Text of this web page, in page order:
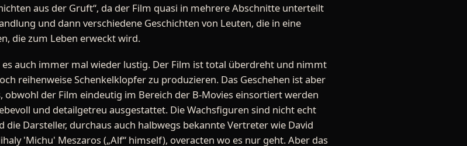
aus der Gruft“, da der Film quasi in mehrere Abschnitte unterteilt
und dann verschiedene Geschichten von Leuten, die in eine
die zum Leben erweckt wird.
auch immer mal wieder lustig. Der Film ist total überdreht und nimmt
reihenweise Schenkelklopfer zu produzieren. Das Geschehen ist aber
obwohl der Film eindeutig im Bereich der B-Movies einsortiert werden
und detailgetreu ausgestattet. Die Wachsfiguren sind nicht echt
Darsteller, durchaus auch halbwegs bekannte Vertreter wie David
'Michu' Meszaros („Alf“ himself), overacten wo es nur geht. Aber das